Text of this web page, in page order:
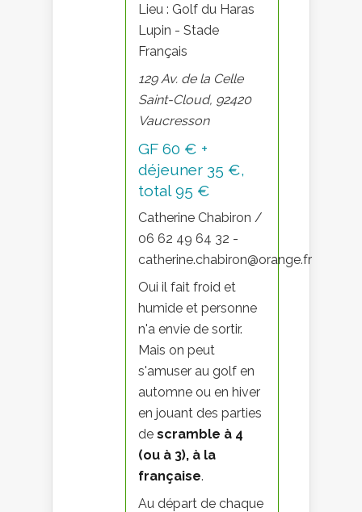
Lieu : Golf du Haras
Lupin - Stade
Français
129 Av. de la Celle
Saint-Cloud, 92420
Vaucresson
GF 60 € +
déjeuner 35 €,
total 95 €
Catherine Chabiron /
06 62 49 64 32 -
catherine.chabiron@orange.fr
Oui il fait froid et
humide et personne
n'a envie de sortir.
Mais on peut
s'amuser au golf en
automne ou en hiver
en jouant des parties
de scramble à 4
(ou à 3), à la
française.
Au départ de chaque